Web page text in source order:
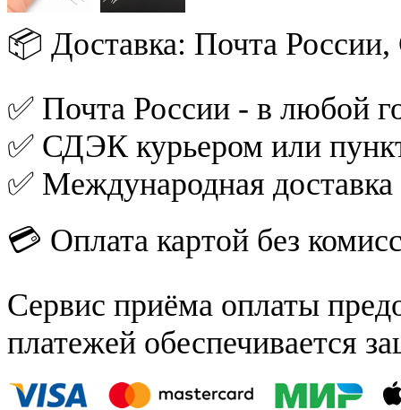
📦 Доставка: Почта
✅ Почта России - в любой
✅ СДЭК курьером или
✅ Международная
💳 Оплата картой без
Сервис приёма оплаты
платежей обеспечивается